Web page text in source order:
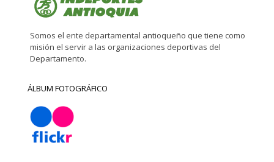
Somos el ente departamental antioqueño que tiene como
misión el servir a las organizaciones deportivas del
Departamento.
ÁLBUM FOTOGRÁFICO